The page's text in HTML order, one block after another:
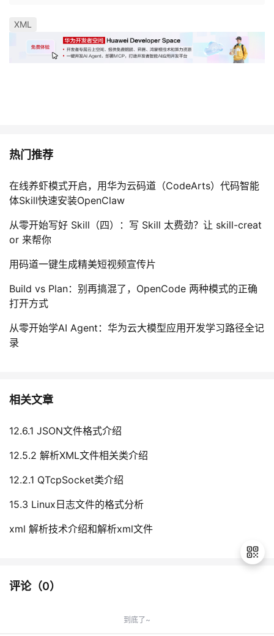
藏
XML
热门推荐
在线养虾模式开启，用华为云码道（CodeArts）代码智能
体Skill快速安装OpenClaw
从零开始写好 Skill（四）：写 Skill 太费劲？让 skill-creat
or 来帮你
用码道一键生成精美短视频宣传片
Build vs Plan：别再搞混了，OpenCode 两种模式的正确
打开方式
从零开始学AI Agent：华为云大模型应用开发学习路径全记
录
相关文章
12.6.1 JSON文件格式介绍
12.5.2 解析XML文件相关类介绍
12.2.1 QTcpSocket类介绍
15.3 Linux日志文件的格式分析
xml 解析技术介绍和解析xml文件
评论（0）
到底了~